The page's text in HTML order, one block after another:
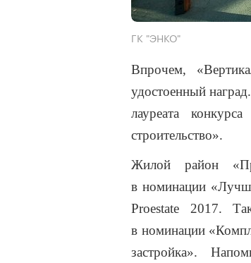
ГК "ЭНКО"
Впрочем,
удостоенный
лауреата
строительство».
Жилой район
в номинации
Proestate 2017.
в номинации
застройка».